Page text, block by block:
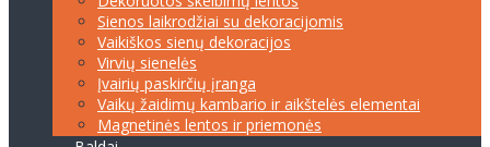
Sienos laikrodžiai su dekoracijomis
Vaikiškos sienų dekoracijos
Virvių sienelės
Įvairių paskirčių įranga
Vaikų žaidimų kambario ir aikštelės elementai
Magnetinės lentos ir priemonės